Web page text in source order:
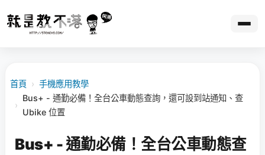
首頁 › 手機應用教學
›
Bus+ - 通勤必備！全台公車動態查詢，還可設到站通知、查
Ubike 位置
Bus+ - 通勤必備！全台公車動態查